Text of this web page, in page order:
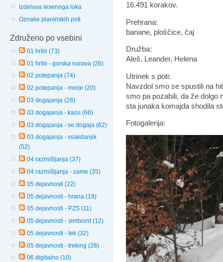
Izdelava lesenega loka
Oznake planinskih poti
Združeno po vsebini
01 hribi (73)
01 hribi - gorska narava (26)
02 potepanja (74)
02 potepanja - morje (20)
03 dogajanja (28)
03 dogajanja - kaos (66)
03 dogajanja - se dogaja (62)
03 dogajanja - vsakdanjik
(52)
04 razmišljanja (37)
04 razmišljanja - zame (35)
05 dejavnosti (22)
05 dejavnosti - hrana (19)
05 dejavnosti - PZS (11)
05 dejavnosti - simbiont (12)
05 dejavnosti - tek (32)
05 dejavnosti - treking (28)
06 digitalno (10)
16.491 korakov.
Prehrana:
banane, ploščice, čaj
Družba:
Aleš, Leander, Helena
Utrinek s poti:
Navzdol smo se spustili na
smo pa pozabili, da že dolgo
sta junaka komajda shodila
Fotogalerija: